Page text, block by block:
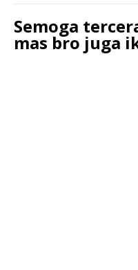
Semoga
mas bro juga